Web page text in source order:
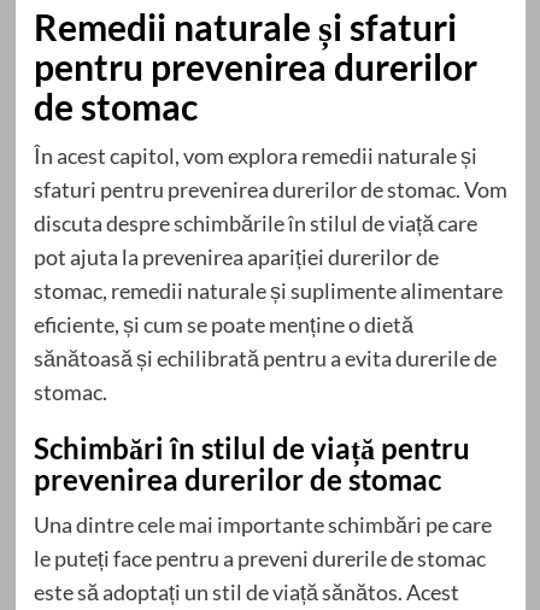
Remedii naturale și sfaturi
pentru prevenirea durerilor
de stomac
În acest capitol, vom explora remedii naturale și
sfaturi pentru prevenirea durerilor de stomac. Vom
discuta despre schimbările în stilul de viață care
pot ajuta la prevenirea apariției durerilor de
stomac, remedii naturale și suplimente alimentare
eficiente, și cum se poate menține o dietă
sănătoasă și echilibrată pentru a evita durerile de
stomac.
Schimbări în stilul de viață pentru
prevenirea durerilor de stomac
Una dintre cele mai importante schimbări pe care
le puteți face pentru a preveni durerile de stomac
este să adoptați un stil de viață sănătos. Acest